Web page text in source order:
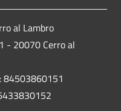
al Lambro
- 20070 Cerro al
84503860151